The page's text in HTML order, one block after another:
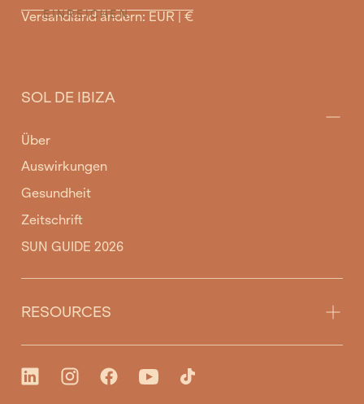
EINREICHEN
Versandland ändern: EUR | €
SOL DE IBIZA
Über
Auswirkungen
Gesundheit
Zeitschrift
SUN GUIDE 2026
RESOURCES